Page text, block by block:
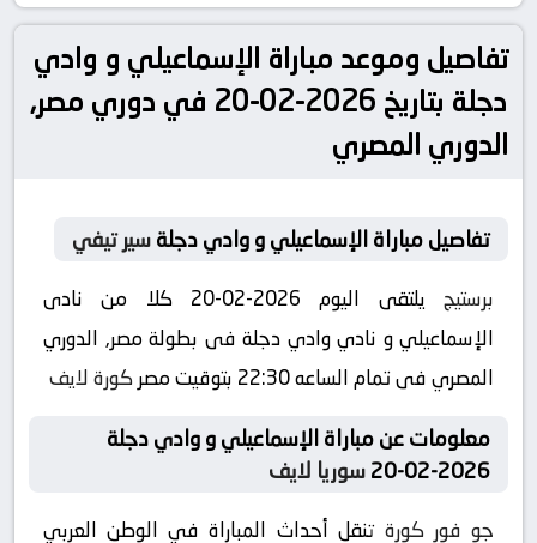
تفاصيل وموعد مباراة الإسماعيلي و وادي
دجلة بتاريخ 2026-02-20 في دوري مصر,
الدوري المصري
تفاصيل مباراة الإسماعيلي و وادي دجلةسير تيفي
برستيج
يلتقى اليوم 2026-02-20 كلا من نادى
الإسماعيلي و نادي وادي دجلة فى بطولة مصر, الدوري
المصري فى تمام الساعه 22:30 بتوقيت مصر
كورة لايف
معلومات عن مباراة الإسماعيلي و وادي دجلة
2026-02-20
سوريا لايف
جو فور كورة تنقل أحداث المباراة في الوطن العربي